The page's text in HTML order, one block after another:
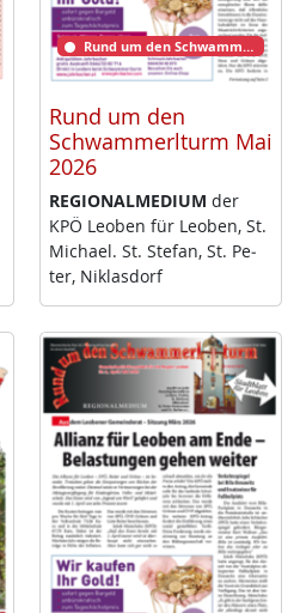
Rund um den Schwammerlturm
Rund um den
Schwammerlturm Mai
2026
RE­GIO­NAL­ME­DI­UM der
KPÖ Leo­ben für Leo­ben, St.
Mi­cha­el. St. Ste­fan, St. Pe­
ter, Niklas­dorf